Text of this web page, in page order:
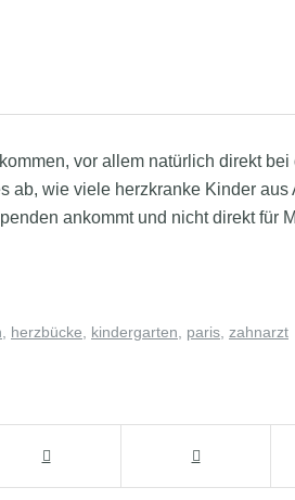
vor allem natürlich direkt bei
ab, wie viele herzkranke Kinder
ankommt und nicht direkt für
herzbücke kindergarten paris zahnarzt